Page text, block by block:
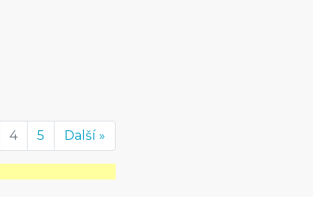
4 5 Další »